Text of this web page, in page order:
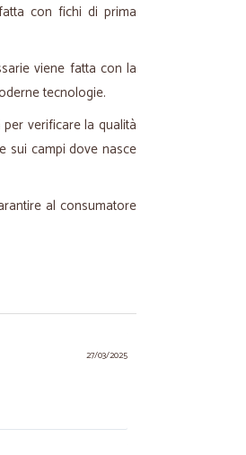
con fichi di prima
viene fatta con la
tecnologie.
verificare la qualità
sui campi dove nasce
al consumatore
27/03/2025